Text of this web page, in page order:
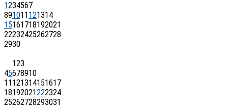
1234567
891011 121314
15161718192021
22232425262728
2930
123
45678910
11 121314151617
18192021222324
25262728293031